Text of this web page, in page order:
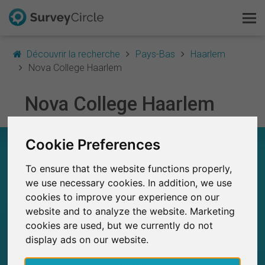
Cookie Preferences
To ensure that the website functions properly,
we use necessary cookies. In addition, we use
cookies to improve your experience on our
website and to analyze the website. Marketing
cookies are used, but we currently do not
display ads on our website.
Découvrir la recherche Pays-Bas
Haarlem
Nova College Haarlem
Nova College Haarlem
NOVA COLLEGE HAARLEM – EN UN COUP
0
Études publiées jusqu'à présent sur
SurveyCircle
0
Études récemment publiées sur
SurveyCircle
Explorer la recherche
FAQ
S'inscrire gratuitement
S'inscrire